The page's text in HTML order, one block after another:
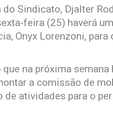
do Sindicato, Djalter
feira (25) haverá
Onyx Lorenzoni,
na próxima semana
a comissão de
de atividades para o